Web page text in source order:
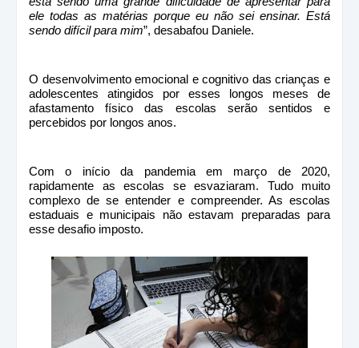
ele todas as matérias porque eu não sei ensinar. Está
sendo difícil para mim”, desabafou Daniele.
O desenvolvimento emocional e cognitivo das crianças e
adolescentes atingidos por esses longos meses de
afastamento físico das escolas serão sentidos e
percebidos por longos anos.
Com o início da pandemia em março de 2020,
rapidamente as escolas se esvaziaram. Tudo muito
complexo de se entender e compreender. As escolas
estaduais e municipais não estavam preparadas para
esse desafio imposto.